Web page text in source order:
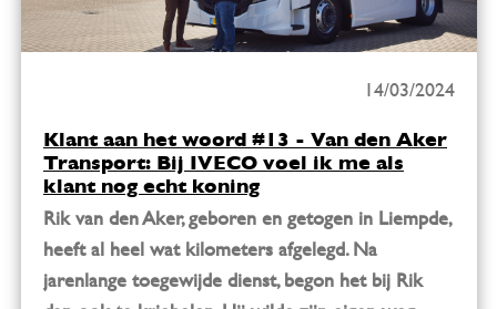
14/03/2024
Klant aan het woord #13 - Van den Aker
Transport: Bij IVECO voel ik me als
klant nog echt koning
Rik van den Aker, geboren en getogen in Liempde,
heeft al heel wat kilometers afgelegd. Na
jarenlange toegewijde dienst, begon het bij Rik